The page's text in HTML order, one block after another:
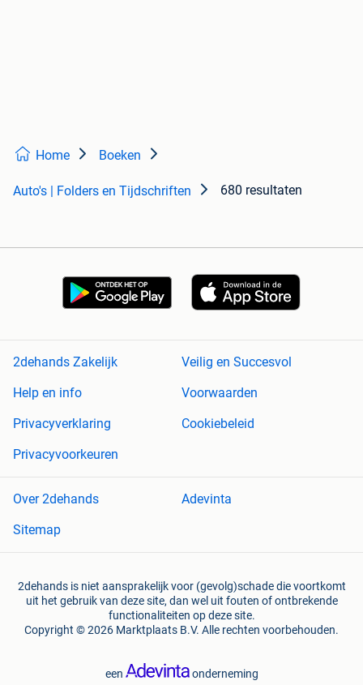
Home Boeken
Auto's | Folders en Tijdschriften 680 resultaten
2dehands Zakelijk
Veilig en Succesvol
Help en info
Voorwaarden
Privacyverklaring
Cookiebeleid
Privacyvoorkeuren
Over 2dehands
Adevinta
Sitemap
2dehands is niet aansprakelijk voor (gevolg)schade die voortkomt
uit het gebruik van deze site, dan wel uit fouten of ontbrekende
functionaliteiten op deze site.
Copyright © 2026 Marktplaats B.V. Alle rechten voorbehouden.
een onderneming